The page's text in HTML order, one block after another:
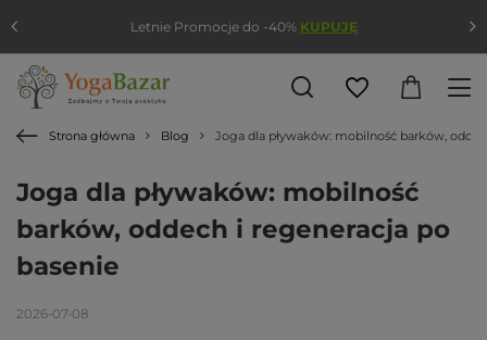
Strona główna Blog Joga dla pływaków: mobilność barków,
Joga dla pływaków: mobilność
barków, oddech i regeneracja po
basenie
2026-07-08
Letnie Promocje do -40% KUPUJĘ